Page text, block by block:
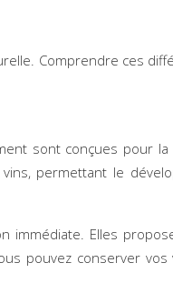
Comprendre ces
sont conçues pour
permettant le
immédiate. Elles
pouvez conserver vos